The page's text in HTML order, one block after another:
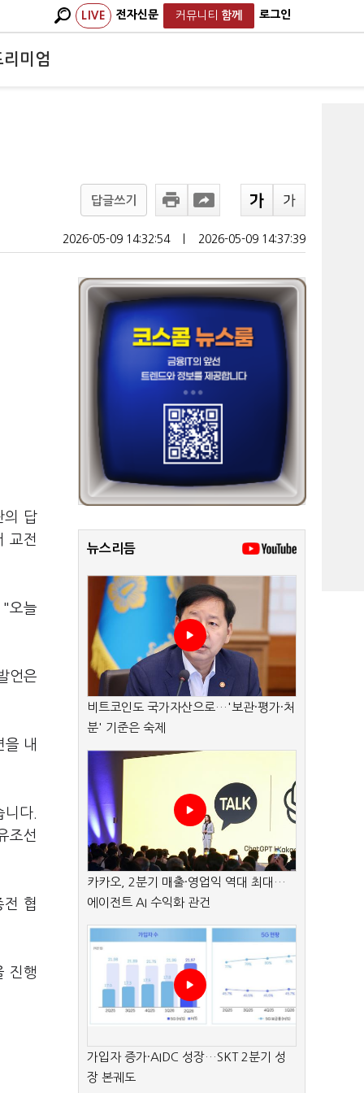
LIVE 전자신문 커뮤니티 함께 로그인
리미엄
답글쓰기
2026-05-09 14:32:54 2026-05-09 14:37:39
의 답
교전
"오늘
언은
을 내
다.
조선
전 협
진행
뉴스리듬
비트코인도 국가자산으로…'보관·평가·처
분' 기준은 숙제
카카오, 2분기 매출·영업익 역대 최대…
에이전트 AI 수익화 관건
가입자 증가·AIDC 성장…SKT 2분기 성
장 본궤도